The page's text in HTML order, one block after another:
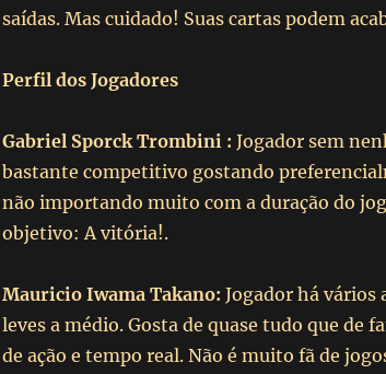
saídas. Mas cuidado! Suas cartas podem
Perfil dos Jogadores
Gabriel Sporck Trombini : Jogador sem
bastante competitivo gostando
não importando muito com a duração do
objetivo: A vitória!.
Mauricio Iwama Takano: Jogador há vários
leves a médio. Gosta de quase tudo que de
de ação e tempo real. Não é muito fã de